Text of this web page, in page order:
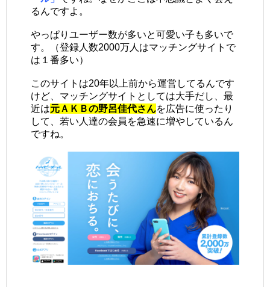
るんですよ。
やっぱりユーザー数が多いと可愛い子も多いで
す。（登録人数2000万人はマッチングサイトで
は１番多い）
このサイトは20年以上前から運営してるんです
けど、マッチングサイトとしては大手だし、最
近は元ＡＫＢの野呂佳代さんを広告に使ったり
して、若い人達の会員を急速に増やしているん
ですね。